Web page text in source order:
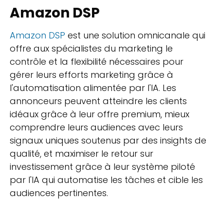
Amazon DSP
Amazon DSP est une solution omnicanale qui
offre aux spécialistes du marketing le
contrôle et la flexibilité nécessaires pour
gérer leurs efforts marketing grâce à
l'automatisation alimentée par l'IA. Les
annonceurs peuvent atteindre les clients
idéaux grâce à leur offre premium, mieux
comprendre leurs audiences avec leurs
signaux uniques soutenus par des insights de
qualité, et maximiser le retour sur
investissement grâce à leur système piloté
par l'IA qui automatise les tâches et cible les
audiences pertinentes.